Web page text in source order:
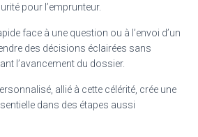
pour l’emprunteur.
face à une question ou à l’envoi d’un
des décisions éclairées sans
l’avancement du dossier.
allié à cette célérité, crée une
dans des étapes aussi